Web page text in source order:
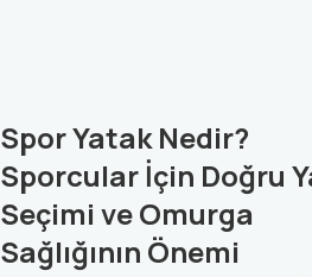
Spor Yatak Nedir?
Sporcular İçin Doğru
Seçimi ve Omurga
Sağlığının Önemi